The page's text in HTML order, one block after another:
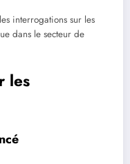
interrogations sur les
dans le secteur de
les